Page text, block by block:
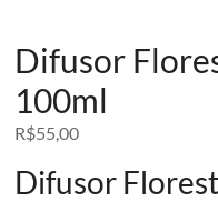
Difusor
100ml
R$55,00
Difusor